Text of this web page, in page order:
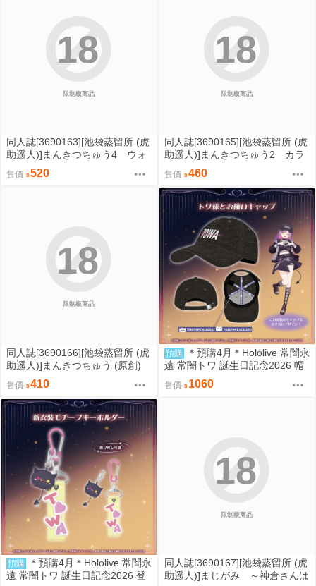
限制級商品
18
同人誌[3690163][池袋蒸留所 (虎
助遥人)]まんきつちゅう4 ウォ
ーターパーク編 (原創)
售價 520
限制級商品
18
同人誌[3690165][池袋蒸留所 (虎
助遥人)]まんきつちゅう2 カラ
オケ編 (原創)
售價 460
限制級商品
18
同人誌[3690166][池袋蒸留所 (虎
助遥人)]まんきつちゅう (原創)
售價 410
預購
＊預購4月＊Hololive 常闇永
遠 常闇トワ 誕生日記念2026 帽
子 towa (9/12結單)
售價 1060
預購
＊預購4月＊Hololive 常闇永
遠 常闇トワ 誕生日記念2026 登
限制級商品
18
同人誌[3690167][池袋蒸留所 (虎
助遥人)]まじがみ ～神倉さんは